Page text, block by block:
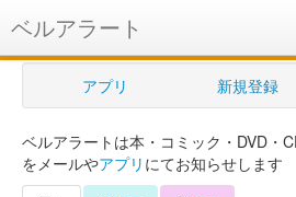
ベルアラート
ベルアラートとは
ヘルプ
新規登録
アプリ 新規登録
ベルアラートは本・コミック・DVD・
をメールやアプリ にてお知らせします